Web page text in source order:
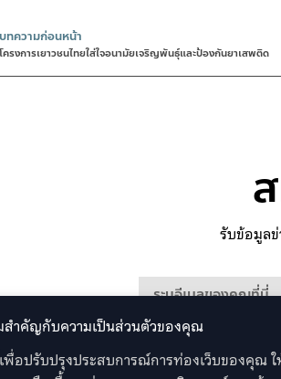
มสำคัญกับความเป็นส่วนตัวของคุณ
เพื่อปรับปรุงประสบการณ์การท่องเว็บของคุณ
บทความก่อนหน้า
โครงการเยาวชนไทยใส่ใจอนามัยเจริญพันธุ์และป้องกันยาเสพติด
รับข้อมูล